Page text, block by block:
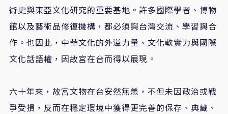
術史與東亞文化研究的重要基地。許多國際學者、博物
館以及藝術品修復機構，都必須與台灣交流、學習與合
作。也因此，中華文化的外溢力量、文化軟實力與國際
文化話語權，因故宮在台而得以展現。
六十年來，故宮文物在台安然無恙，不但未因政治或戰
爭受損，反而在穩定環境中獲得更完善的保存、典藏、